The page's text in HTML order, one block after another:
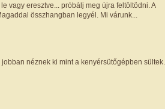
vagy eresztve... próbálj meg újra feltöltödni. A
összhangban legyél. Mi várunk...
néznek ki mint a kenyérsütőgépben sültek.